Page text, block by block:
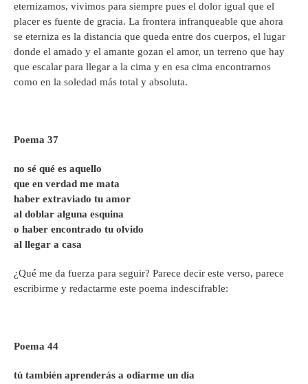
eternizamos, vivimos para siempre pues el dolor igual que el
placer es fuente de gracia. La frontera infranqueable que ahora
se eterniza es la distancia que queda entre dos cuerpos, el lugar
donde el amado y el amante gozan el amor, un terreno que hay
que escalar para llegar a la cima y en esa cima encontrarnos
como en la soledad más total y absoluta.
Poema 37
no sé qué es aquello
que en verdad me mata
haber extraviado tu amor
al doblar alguna esquina
o haber encontrado tu olvido
al llegar a casa
¿Qué me da fuerza para seguir? Parece decir este verso, parece
escribirme y redactarme este poema indescifrable:
Poema 44
tú también aprenderás a odiarme un día